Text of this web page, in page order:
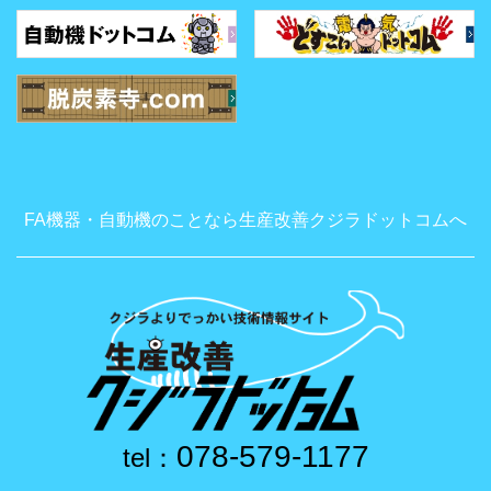
FA機器・自動機のことなら生産改善クジラドットコムへ
tel： 078-579-1177